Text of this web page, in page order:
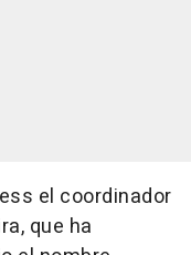
el coordinador
que ha